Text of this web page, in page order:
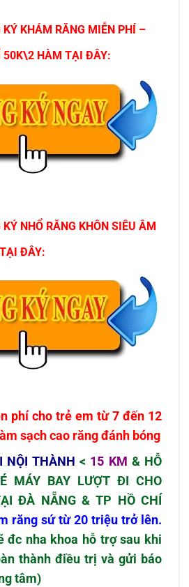
KHÁM RĂNG MIỄN PHÍ –
50K\2 HÀM TẠI ĐÂY:
NHỔ RĂNG KHÔN SIÊU ÂM
ĐÂY:
phí cho trẻ em từ 7 đến 12
sạch cao răng đánh bóng
NỘI THÀNH < 15 KM & HỖ
MÁY BAY LƯỢT ĐI CHO
ĐÀ NẴNG & TP HỒ CHÍ
răng sứ từ 20 triệu trở lên.
đc nha khoa hỗ trợ sau khi
thành điều trị và gửi báo
tâm)